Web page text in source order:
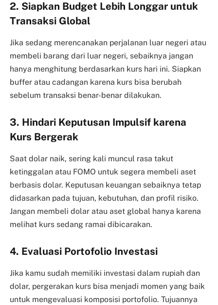
2. Siapkan Budget Lebih Longgar untuk
Transaksi Global
Jika sedang merencanakan perjalanan luar negeri atau
membeli barang dari luar negeri, sebaiknya jangan
hanya menghitung berdasarkan kurs hari ini. Siapkan
buffer atau cadangan karena kurs bisa berubah
sebelum transaksi benar-benar dilakukan.
3. Hindari Keputusan Impulsif karena
Kurs Bergerak
Saat dolar naik, sering kali muncul rasa takut
ketinggalan atau FOMO untuk segera membeli aset
berbasis dolar. Keputusan keuangan sebaiknya tetap
didasarkan pada tujuan, kebutuhan, dan profil risiko.
Jangan membeli dolar atau aset global hanya karena
melihat kurs sedang ramai dibicarakan.
4. Evaluasi Portofolio Investasi
Jika kamu sudah memiliki investasi dalam rupiah dan
dolar, pergerakan kurs bisa menjadi momen yang baik
untuk mengevaluasi komposisi portofolio. Tujuannya